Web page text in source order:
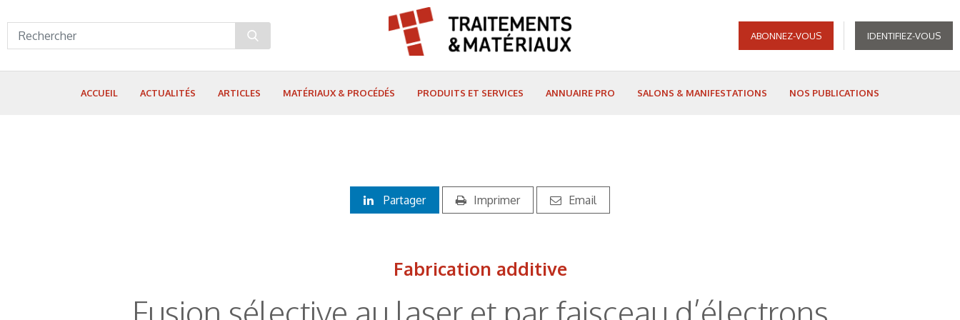
ABONNEZ-VOUS IDENTIFIEZ-VOUS
ACCUEIL ACTUALITÉS ARTICLES MATÉRIAUX & PROCÉDÉS PRODUITS ET SERVICES ANNUAIRE PRO SALONS & MANIFESTATIONS NOS PUBLICATIONS
Partager Imprimer Email
Fabrication additive
Fusion sélective au laser et par faisceau d’électrons